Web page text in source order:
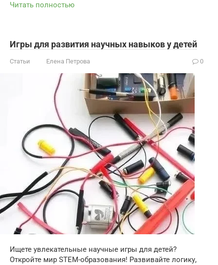
Читать полностью
Игры для развития научных навыков у детей
Статьи Елена Петрова 0
Ищете увлекательные научные игры для детей?
Откройте мир STEM-образования! Развивайте логику,